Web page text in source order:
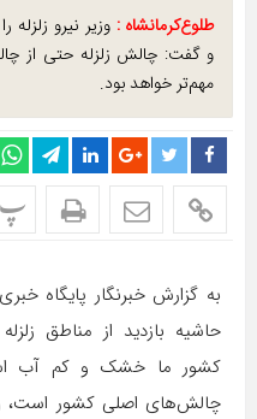
طلوع‌‌کرمانشاه : وزیر نیرو
و گفت: چالش زلزله حتی از
مهم‌تر خواهد بود.
پ
به گزارش خبرنگار پایگاه
حاشیه بازدید از مناطق
کشور ما خشک و کم آب
چالش‌های اصلی کشور است،